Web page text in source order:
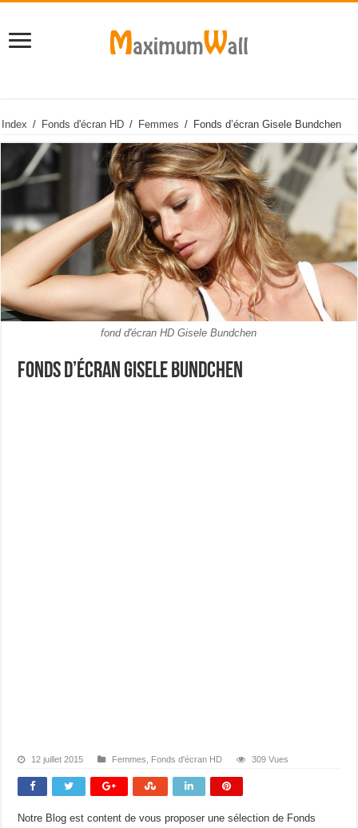
Index / Fonds d'écran HD / Femmes / Fonds d’écran Gisele Bundchen
fond d'écran HD Gisele Bundchen
Fonds d’écran Gisele Bundchen
12 juillet 2015 Femmes Fonds d'écran HD 309 Vues
Notre Blog est content de vous proposer une sélection de Fonds